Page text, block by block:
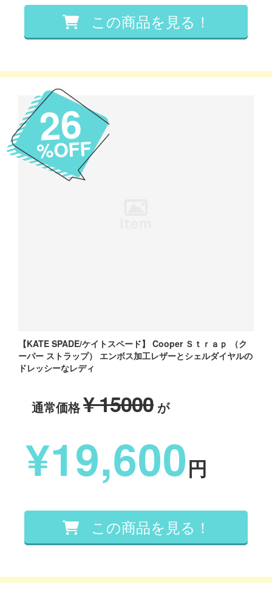
26
%OFF
【KATE SPADE/ケイトスペード】 Cooper Ｓｔｒａｐ （ク
ーパー ストラップ） エンボス加工レザーとシェルダイヤルの
ドレッシーなレディ
通常価格¥ 15000 が
¥19,600円